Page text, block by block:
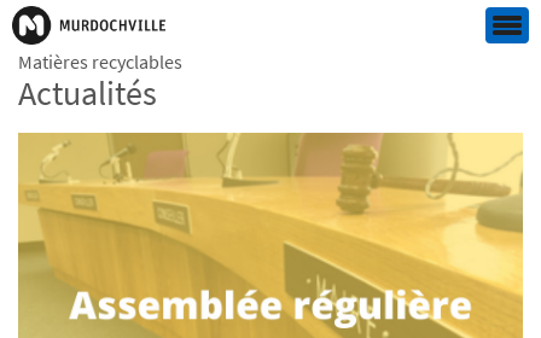
Matières recyclables
Actualités